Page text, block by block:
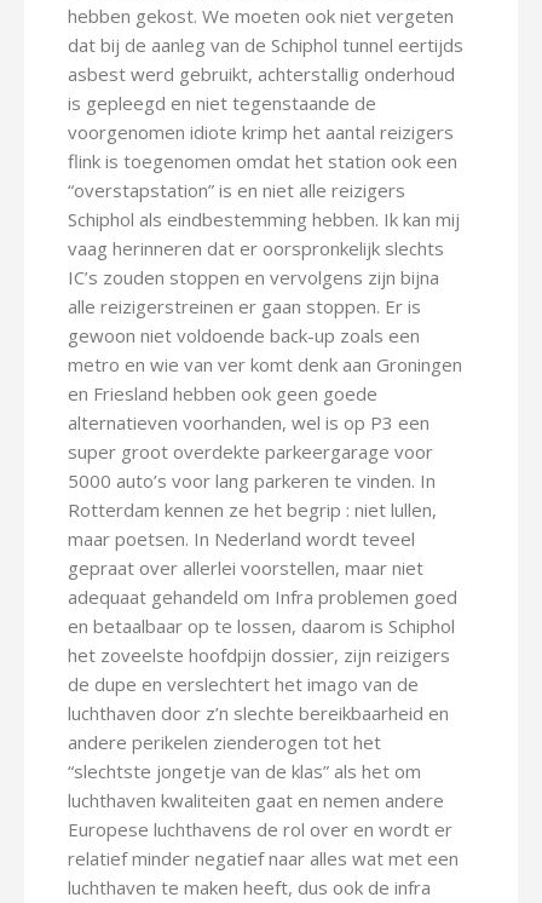
hebben gekost. We moeten ook niet vergeten
dat bij de aanleg van de Schiphol tunnel eertijds
asbest werd gebruikt, achterstallig onderhoud
is gepleegd en niet tegenstaande de
voorgenomen idiote krimp het aantal reizigers
flink is toegenomen omdat het station ook een
“overstapstation” is en niet alle reizigers
Schiphol als eindbestemming hebben. Ik kan mij
vaag herinneren dat er oorspronkelijk slechts
IC’s zouden stoppen en vervolgens zijn bijna
alle reizigerstreinen er gaan stoppen. Er is
gewoon niet voldoende back-up zoals een
metro en wie van ver komt denk aan Groningen
en Friesland hebben ook geen goede
alternatieven voorhanden, wel is op P3 een
super groot overdekte parkeergarage voor
5000 auto’s voor lang parkeren te vinden. In
Rotterdam kennen ze het begrip : niet lullen,
maar poetsen. In Nederland wordt teveel
gepraat over allerlei voorstellen, maar niet
adequaat gehandeld om Infra problemen goed
en betaalbaar op te lossen, daarom is Schiphol
het zoveelste hoofdpijn dossier, zijn reizigers
de dupe en verslechtert het imago van de
luchthaven door z’n slechte bereikbaarheid en
andere perikelen zienderogen tot het
“slechtste jongetje van de klas” als het om
luchthaven kwaliteiten gaat en nemen andere
Europese luchthavens de rol over en wordt er
relatief minder negatief naar alles wat met een
luchthaven te maken heeft, dus ook de infra